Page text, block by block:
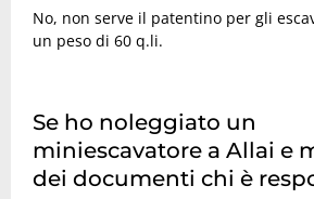
No, non serve il patentino per gli
un peso di 60 q.li.
Se ho noleggiato un
miniescavatore a Allai e
dei documenti chi è